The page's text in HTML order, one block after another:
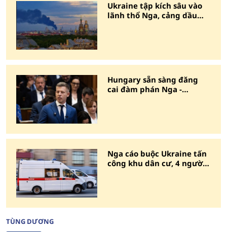
Ukraine tập kích sâu vào
lãnh thổ Nga, cảng dầu
Hungary sẵn sàng đăng
cai đàm phán Nga -
Nga cáo buộc Ukraine tấn
công khu dân cư, 4 người
TÙNG DƯƠNG